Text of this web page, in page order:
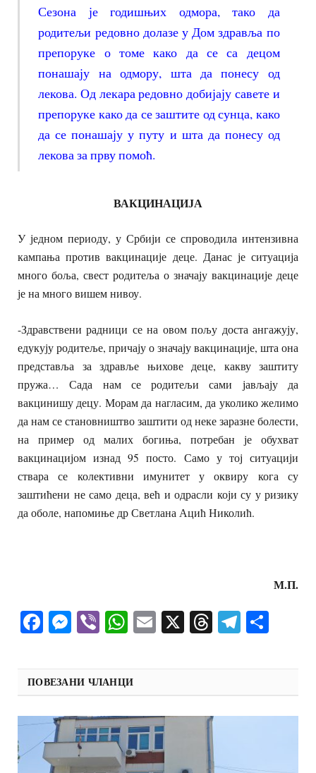
Сезона је годишњих одмора, тако да
родитељи редовно долазе у Дом здравља по
препоруке о томе како да се са децом
понашају на одмору, шта да понесу од
лекова. Од лекара редовно добијају савете и
препоруке како да се заштите од сунца, како
да се понашају у путу и шта да понесу од
лекова за прву помоћ.
ВАКЦИНАЦИЈА
У једном периоду, у Србији се спроводила интензивна
кампања против вакцинације деце. Данас је ситуација
много боља, свест родитеља о значају вакцинације деце
је на много вишем нивоу.
-Здравствени радници се на овом пољу доста ангажују,
едукују родитеље, причају о значају вакцинације, шта она
представља за здравље њихове деце, какву заштиту
пружа… Сада нам се родитељи сами јављају да
вакцинишу децу. Морам да нагласим, да уколико желимо
да нам се становништво заштити од неке заразне болести,
на пример од малих богиња, потребан је обухват
вакцинацијом изнад 95 посто. Само у тој ситуацији
ствара се колективни имунитет у оквиру кога су
заштићени не само деца, већ и одрасли који су у ризику
да оболе, напомиње др Светлана Ацић Николић.
М.П.
Facebook
Messenger
ViberWhatsApp
Email
X Threads
ПОВЕЗАНИ ЧЛАНЦИ